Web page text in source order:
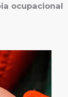
ocupacional